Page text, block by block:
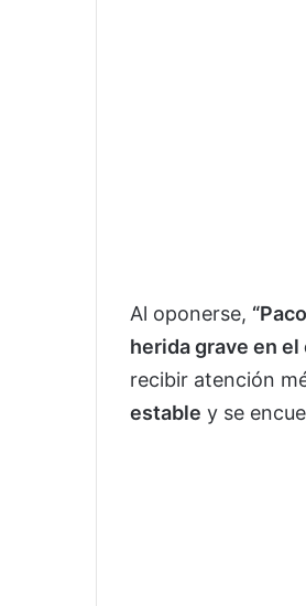
Al oponerse,
herida grave en el
recibir atención
estable y se